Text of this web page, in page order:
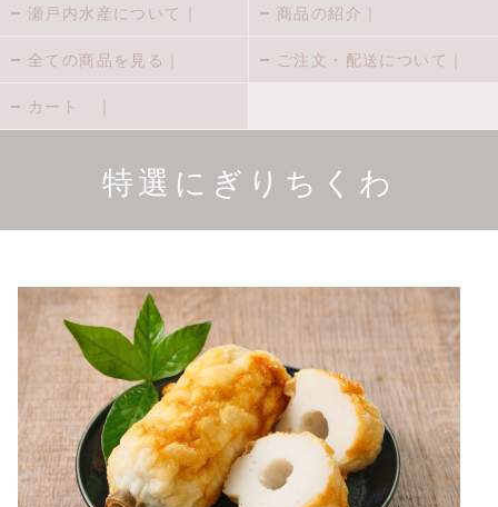
瀬戸内水産について｜ 商品の紹介｜
全ての商品を見る｜ ご注文・配送について｜
カート ｜
特選にぎりちくわ